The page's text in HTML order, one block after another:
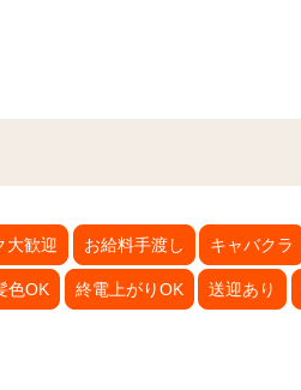
大歓迎 お給料手渡し キャバクラ
色OK 終電上がりOK 送迎あり